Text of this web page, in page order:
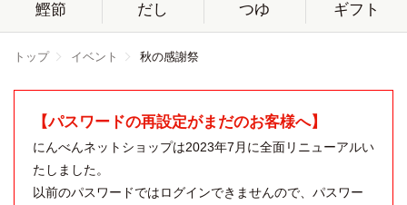
鰹節 だし つゆ ギフト
トップ イベント 秋の感謝祭
【パスワードの再設定がまだのお客様へ】
にんべんネットショップは2023年7月に全面リニューアルい
たしました。
以前のパスワードではログインできませんので、パスワー